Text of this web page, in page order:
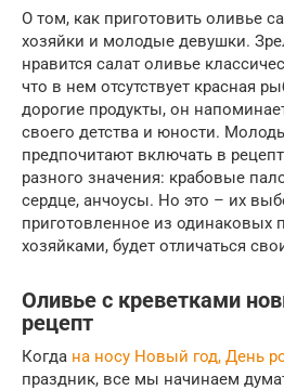
О том, как приготовить оливье
хозяйки и молодые девушки.
нравится салат оливье
что в нем отсутствует красная
дорогие продукты, он
своего детства и юности.
предпочитают включать в
разного значения: крабовые
сердце, анчоусы. Но это – их
приготовленное из одинаковых
хозяйками, будет отличаться
Оливье с креветками
рецепт
Когда на носу Новый год, День
праздник, все мы начинаем